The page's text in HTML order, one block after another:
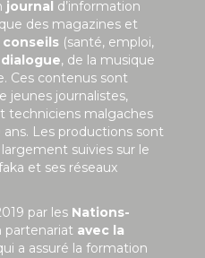
journal d’information
des magazines et
conseils (santé, emploi,
dialogue, de la musique
Ces contenus sont
jeunes journalistes,
techniciens malgaches
Les productions sont
suivies sur le
et ses réseaux
par les Nations-
partenariat avec la
a assuré la formation